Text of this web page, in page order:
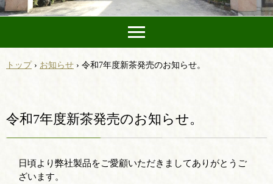
トップ › お知らせ › 令和7年度新茶発売のお知らせ。
令和7年度新茶発売のお知らせ。
日頃より弊社製品をご愛顧いただきましてありがとうご
ざいます。